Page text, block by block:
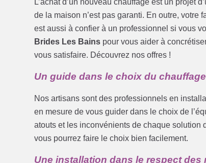
L’achat d’un nouveau chauffage est un projet
de la maison n’est pas garanti. En outre, votre
est aussi à confier à un professionnel si vous
Brides Les Bains pour vous aider à
vous satisfaire. Découvrez nos offres !
Un guide dans le choix du chauffage
Nos artisans sont des professionnels en
en mesure de vous guider dans le choix de
atouts et les inconvénients de chaque solution
vous pourrez faire le choix bien facilement.
Une installation dans le respect des